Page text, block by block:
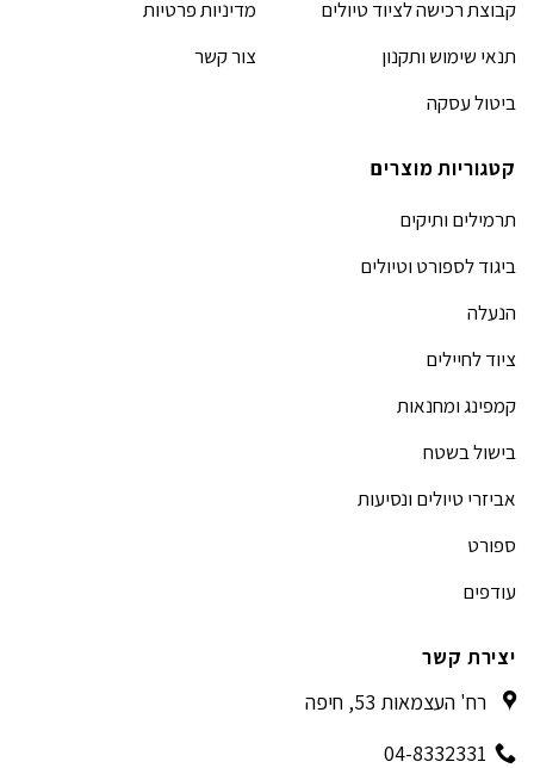
קבוצת רכישה לציוד טיולים
תנאי שימוש ותקנון
ביטול עסקה
מדיניות פרטיות
צור קשר
קטגוריות מוצרים
תרמילים ותיקים
ביגוד לספורט וטיולים
הנעלה
ציוד לחיילים
קמפינג ומחנאות
בישול בשטח
אביזרי טיולים ונסיעות
ספורט
עודפים
יצירת קשר
רח' העצמאות 53, חיפה
04-8332331